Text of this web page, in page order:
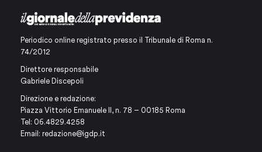
Periodico online registrato presso il Tribunale di Roma n.
74/2012
Direttore responsabile
Gabriele Discepoli
Direzione e redazione:
Piazza Vittorio Emanuele II, n. 78 – 00185 Roma
Tel: 06.4829.4258
Email: redazione@igdp.it